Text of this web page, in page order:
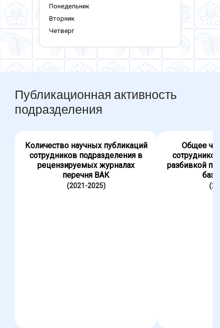
Понедельник
Вторник
Четверг
Публикационная активность
подразделения
Количество научных публикаций
сотрудников подразделения в
рецензируемых журналах
перечня ВАК
(2021-2025)
Общее
разбивкой